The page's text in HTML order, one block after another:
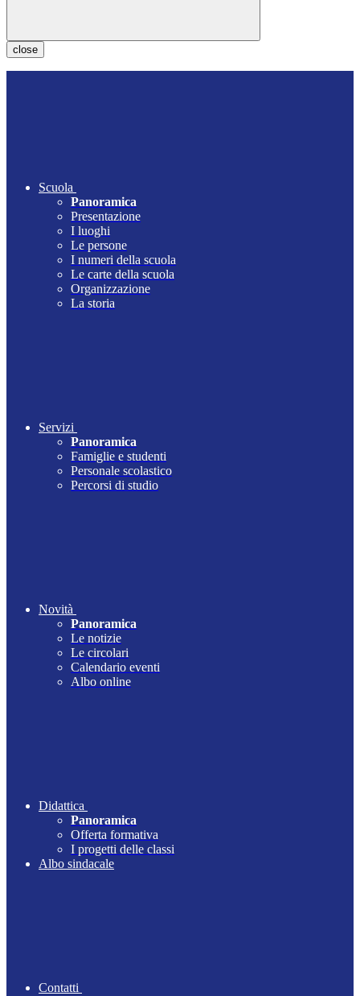
close
Scuola
Panoramica
Presentazione
I luoghi
Le persone
I numeri della scuola
Le carte della scuola
Organizzazione
La storia
Servizi
Panoramica
Famiglie e studenti
Personale scolastico
Percorsi di studio
Novità
Panoramica
Le notizie
Le circolari
Calendario eventi
Albo online
Didattica
Panoramica
Offerta formativa
I progetti delle classi
Albo sindacale
Contatti